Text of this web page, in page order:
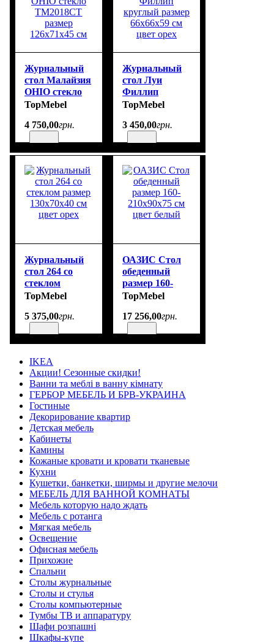
Журнальный
стол Малайзия
OHIO стекло
TM2018CT
126х71х45 см
TopMebel
4 750,00грн.
Журнальный
стол Луи
Филлип
круглый
66х66х59 см
TopMebel
3 450,00грн.
Журнальный
стол 264 со
стеклом
размер
цвет орех
TopMebel
5 375,00грн.
ОАЗИС Стол
обеденный
размер 160-
210х90х75 см
TopMebel
17 256,00грн.
IKEA
Акции! Сезонные скидки!
Ванни та меблі в ванну кімнату
ГЕРБОР МЕБЕЛЬ И БРВ-УКРАИНА
Гостиные
Декорирование квартир
Детская мебель
Кабинеты
Камины
Кожаные кровати и кровати тканевые
Кухни
Кушетки, банкетки, ширмы и другие мелочи
МЕБЕЛЬ ДЛЯ ВАННОЙ КОМНАТЫ
Мебель которую надо ждать
Мебель с ротанга
Мягкая мебель
Освещение
Офисная мебель
Прихожие
Спальни
Столы журнальные
Столы и стулья
Столы компьютерные
Тумбы ТВ и аппаратуру
Шафи розпашні
Шкафы-купе